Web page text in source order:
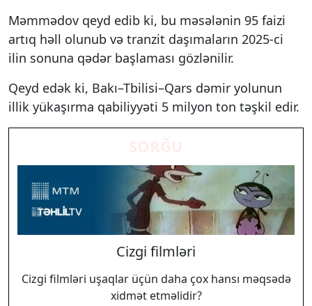
Məmmədov qeyd edib ki, bu məsələnin 95 faizi
artıq həll olunub və tranzit daşımaların 2025-ci
ilin sonuna qədər başlaması gözlənilir.
Qeyd edək ki, Bakı–Tbilisi–Qars dəmir yolunun
illik yükaşırma qabiliyyəti 5 milyon ton təşkil edir.
Cizgi filmləri
Cizgi filmləri uşaqlar üçün daha çox hansı məqsədə
xidmət etməlidir?